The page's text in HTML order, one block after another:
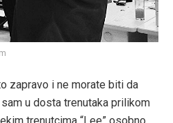
zapravo i ne morate biti da
u dosta trenutaka prilikom